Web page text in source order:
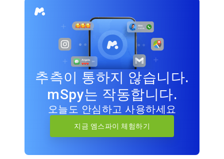
추측이 통하지 않습니다.
mSpy는 작동합니다.
오늘도 안심하고 사용하세요
지금 엠스파이 체험하기